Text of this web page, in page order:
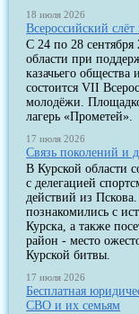
18 июля 2026
Всероссийский
С 24 по 28
области при
казачьего общества
состоится VII
молодёжи.
лагерь «Прометей».
17 июля 2026
Связь поколений и
В Курской области
с делегацией
действий из
познакомились с
Курска, а также
район - место
Курской битвы.
17 июля 2026
Бесплатная
СВО и их семьям